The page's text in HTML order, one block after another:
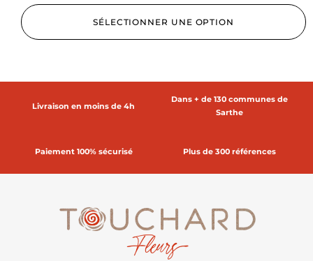
SÉLECTIONNER UNE OPTION
Livraison en moins de 4h
Dans + de 130 communes de
Sarthe
Paiement 100% sécurisé Plus de 300 références